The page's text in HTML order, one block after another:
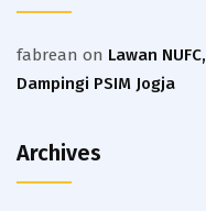
fabrean on Lawan
Dampingi PSIM Jogja
Archives